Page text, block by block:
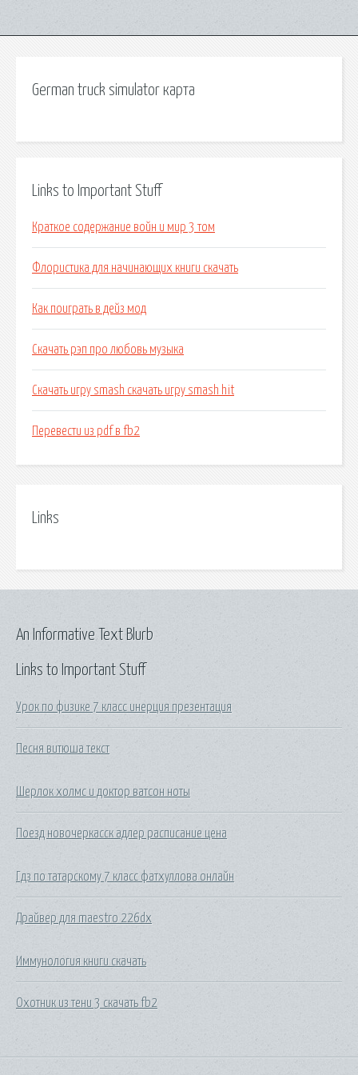
German truck simulator карта
Links to Important Stuff
Краткое содержание войн и мир 3 том
Флористика для начинающих книги скачать
Как поиграть в дейз мод
Скачать рэп про любовь музыка
Скачать игру smash скачать игру smash hit
Перевести из pdf в fb2
Links
Links to Important Stuff
Урок по физике 7 класс инерция презентация
Песня витюша текст
Шерлок холмс и доктор ватсон ноты
Поезд новочеркасск адлер расписание цена
Гдз по татарскому 7 класс фатхуллова онлайн
Драйвер для maestro 226dx
Иммунология книги скачать
Охотник из тени 3 скачать fb2
An Informative Text Blurb